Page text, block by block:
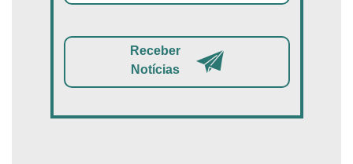
Receber
Notícias